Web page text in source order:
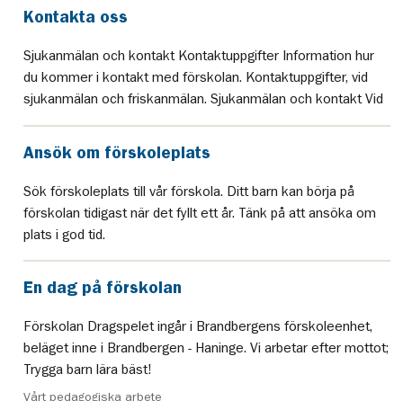
Kontakta oss
Sjukanmälan och kontakt Kontaktuppgifter Information hur
du kommer i kontakt med förskolan. Kontaktuppgifter, vid
sjukanmälan och friskanmälan. Sjukanmälan och kontakt Vid
Ansök om förskoleplats
Sök förskoleplats till vår förskola. Ditt barn kan börja på
förskolan tidigast när det fyllt ett år. Tänk på att ansöka om
plats i god tid.
En dag på förskolan
Förskolan Dragspelet ingår i Brandbergens förskoleenhet,
beläget inne i Brandbergen - Haninge. Vi arbetar efter mottot;
Trygga barn lära bäst!
Vårt pedagogiska arbete